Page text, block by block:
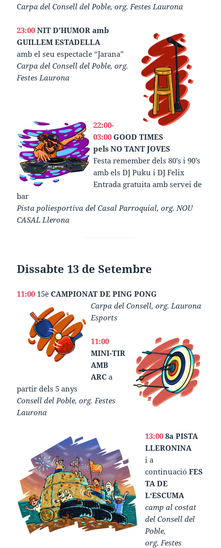
Carpa del Consell del Poble, org. Festes Laurona
23:00 NIT D’HUMOR amb
GUILLEM ESTADELLA
amb el seu espectacle “Jarana”
Carpa del Consell del Poble, org.
Festes Laurona
22:00-
03:00 GOOD TIMES
pels NO TANT JOVES
Festa remember dels 80’s i 90’s
amb els DJ Puku i DJ Felix
Entrada gratuita amb servei de
bar
Pista poliesportiva del Casal Parroquial, org. NOU
CASAL Llerona
Dissabte 13 de Setembre
11:00 15èCAMPIONAT DE PING PONG
Carpa del Consell, org. Laurona
Esports
11:00
MINI-TIR
AMB
ARC a
partir dels 5 anys
Consell del Poble, org. Festes
Laurona
13:00 8a PISTA
LLERONINA
i a
continuacióFES
TA DE
L‘ESCUMA
camp al costat
del Consell del
Poble,
org. Festes